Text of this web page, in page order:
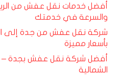
أفضل خدمات نقل عفش من
والسرعة في خدمتك
شركة نقل عفش من جدة إلى
بأسعار مميزة
أفضل شركة نقل عفش بجدة –
الشمالية